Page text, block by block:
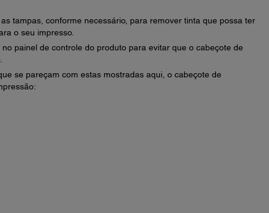
tampas, conforme necessário, para remover tinta que possa ter
o seu impresso.
no painel de controle do produto para evitar que o cabeçote de
se pareçam com estas mostradas aqui, o cabeçote de